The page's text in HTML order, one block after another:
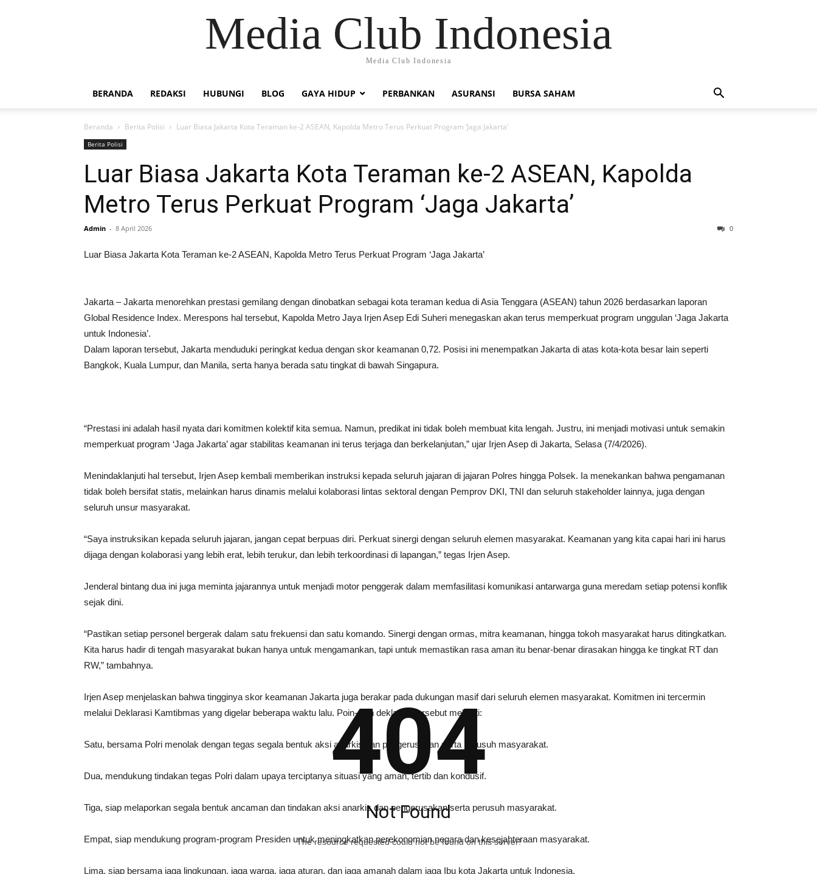
Media Club Indonesia
Media Club Indonesia
BERANDA REDAKSI HUBUNGI BLOG GAYA HIDUP PERBANKAN ASURANSI BURSA SAHAM
Beranda Berita Polisi Luar Biasa Jakarta Kota Teraman ke-2 ASEAN, Kapolda Metro Terus Perkuat Program ‘Jaga Jakarta’
Berita Polisi
Luar Biasa Jakarta Kota Teraman ke-2 ASEAN, Kapolda
Metro Terus Perkuat Program ‘Jaga Jakarta’
Admin - 8 April 2026 0
Luar Biasa Jakarta Kota Teraman ke-2 ASEAN, Kapolda Metro Terus Perkuat Program ‘Jaga Jakarta’
Jakarta – Jakarta menorehkan prestasi gemilang dengan dinobatkan sebagai kota teraman kedua di Asia Tenggara (ASEAN) tahun 2026 berdasarkan laporan
Global Residence Index. Merespons hal tersebut, Kapolda Metro Jaya Irjen Asep Edi Suheri menegaskan akan terus memperkuat program unggulan ‘Jaga Jakarta
untuk Indonesia’.
Dalam laporan tersebut, Jakarta menduduki peringkat kedua dengan skor keamanan 0,72. Posisi ini menempatkan Jakarta di atas kota-kota besar lain seperti
Bangkok, Kuala Lumpur, dan Manila, serta hanya berada satu tingkat di bawah Singapura.
“Prestasi ini adalah hasil nyata dari komitmen kolektif kita semua. Namun, predikat ini tidak boleh membuat kita lengah. Justru, ini menjadi motivasi untuk semakin
memperkuat program ‘Jaga Jakarta’ agar stabilitas keamanan ini terus terjaga dan berkelanjutan,” ujar Irjen Asep di Jakarta, Selasa (7/4/2026).
Menindaklanjuti hal tersebut, Irjen Asep kembali memberikan instruksi kepada seluruh jajaran di jajaran Polres hingga Polsek. Ia menekankan bahwa pengamanan
tidak boleh bersifat statis, melainkan harus dinamis melalui kolaborasi lintas sektoral dengan Pemprov DKI, TNI dan seluruh stakeholder lainnya, juga dengan
seluruh unsur masyarakat.
“Saya instruksikan kepada seluruh jajaran, jangan cepat berpuas diri. Perkuat sinergi dengan seluruh elemen masyarakat. Keamanan yang kita capai hari ini harus
dijaga dengan kolaborasi yang lebih erat, lebih terukur, dan lebih terkoordinasi di lapangan,” tegas Irjen Asep.
Jenderal bintang dua ini juga meminta jajarannya untuk menjadi motor penggerak dalam memfasilitasi komunikasi antarwarga guna meredam setiap potensi konflik
sejak dini.
“Pastikan setiap personel bergerak dalam satu frekuensi dan satu komando. Sinergi dengan ormas, mitra keamanan, hingga tokoh masyarakat harus ditingkatkan.
Kita harus hadir di tengah masyarakat bukan hanya untuk mengamankan, tapi untuk memastikan rasa aman itu benar-benar dirasakan hingga ke tingkat RT dan
RW,” tambahnya.
Irjen Asep menjelaskan bahwa tingginya skor keamanan Jakarta juga berakar pada dukungan masif dari seluruh elemen masyarakat. Komitmen ini tercermin
melalui Deklarasi Kamtibmas yang digelar beberapa waktu lalu. Poin-poin deklarasi tersebut meliputi:
Satu, bersama Polri menolak dengan tegas segala bentuk aksi anarkis dan pengerusakan serta perusuh masyarakat.
Dua, mendukung tindakan tegas Polri dalam upaya terciptanya situasi yang aman, tertib dan kondusif.
Tiga, siap melaporkan segala bentuk ancaman dan tindakan aksi anarkis dan pengerusakan serta perusuh masyarakat.
Empat, siap mendukung program-program Presiden untuk meningkatkan perekonomian negara dan kesejahteraan masyarakat.
Lima, siap bersama jaga lingkungan, jaga warga, jaga aturan, dan jaga amanah dalam jaga Ibu kota Jakarta untuk Indonesia.
404
Not Found
The resource requested could not be found on this server!